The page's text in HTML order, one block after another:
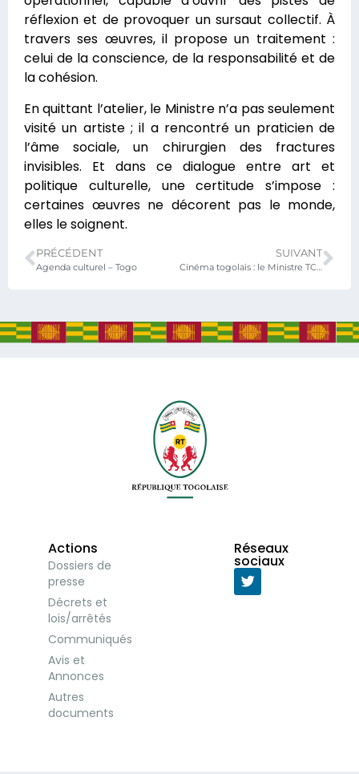
réflexion et de provoquer un sursaut collectif. À
travers ses œuvres, il propose un traitement :
celui de la conscience, de la responsabilité et de
la cohésion.
En quittant l’atelier, le Ministre n’a pas seulement
visité un artiste ; il a rencontré un praticien de
l’âme sociale, un chirurgien des fractures
invisibles. Et dans ce dialogue entre art et
politique culturelle, une certitude s’impose :
certaines œuvres ne décorent pas le monde,
elles le soignent.
PRÉCÉDENT
Agenda culturel – Togo
SUIVANT
Cinéma togolais : le Ministre TCHIAKPE enclenche la dynamique d’opérationnalisation du FoNSICA (Fonds National de Soutien à l’Industrie Cinématographique et Audiovisuelle)
Actions
Dossiers de
presse
Décrets et
lois/arrêtés
Communiqués
Avis et
Annonces
Autres
documents
Réseaux
sociaux